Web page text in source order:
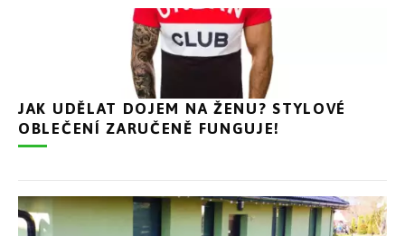
JAK UDĚLAT DOJEM NA ŽENU? STYLOVÉ
OBLEČENÍ ZARUČENĚ FUNGUJE!